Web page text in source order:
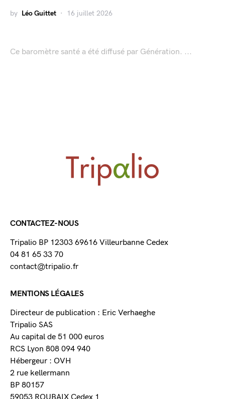
by Léo Guittet 16 juillet 2026
Ce baromètre santé a été diffusé par Génération. ...
CONTACTEZ-NOUS
Tripalio BP 12303 69616 Villeurbanne Cedex
04 81 65 33 70
contact@tripalio.fr
MENTIONS LÉGALES
Directeur de publication : Eric Verhaeghe
Tripalio SAS
Au capital de 51 000 euros
RCS Lyon 808 094 940
Hébergeur : OVH
2 rue kellermann
BP 80157